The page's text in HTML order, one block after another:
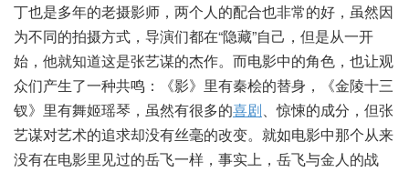
丁也是多年的老摄影师，两个人的配合也非常的好，虽然因
为不同的拍摄方式，导演们都在“隐藏”自己，但是从一开
始，他就知道这是张艺谋的杰作。而电影中的角色，也让观
众们产生了一种共鸣：《影》里有秦桧的替身，《金陵十三
钗》里有舞姬瑶琴，虽然有很多的喜剧、惊悚的成分，但张
艺谋对艺术的追求却没有丝毫的改变。就如电影中那个从来
没有在电影里见过的岳飞一样，事实上，岳飞与金人的战